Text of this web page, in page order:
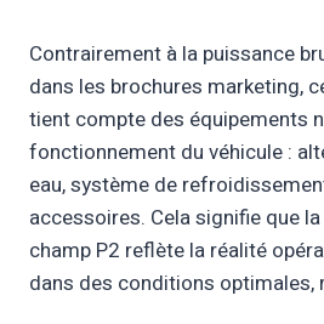
Contrairement à la puissance
dans les brochures marketing,
tient compte des équipements
fonctionnement du véhicule :
eau, système de
accessoires. Cela signifie que
champ P2 reflète la réalité
dans des conditions optimales,